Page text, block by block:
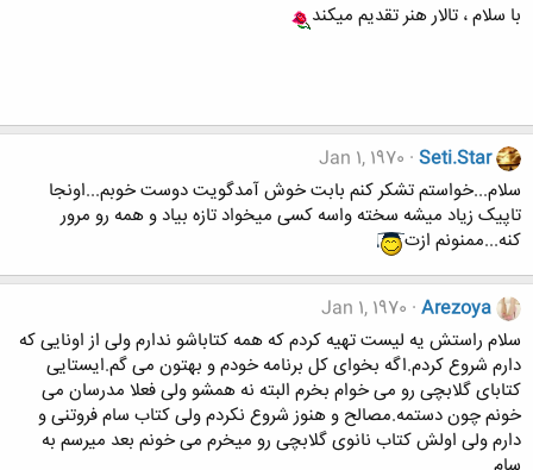
با سلام ، تالار هنر تقدیم میکند
Seti.Star
Jan 1, 1970
سلام...خواستم تشکر کنم بابت خوش آمدگویت دوست خوبم...اونجا
تاپیک زیاد میشه سخته واسه کسی میخواد تازه بیاد و همه رو مرور
کنه...ممنونم ازت
Arezoya
Jan 1, 1970
سلام راستش یه لیست تهیه کردم که همه کتاباشو ندارم ولی از اونایی که
دارم شروع کردم.اگه بخوای کل برنامه خودم و بهتون می گم.ایستایی
کتابای گلابچی رو می خوام بخرم البته نه همشو ولی فعلا مدرسان می
خونم چون دستمه.مصالح و هنوز شروع نکردم ولی کتاب سام فروتنی و
دارم ولی اولش کتاب نانوی گلابچی رو میخرم می خونم بعد میرسم به